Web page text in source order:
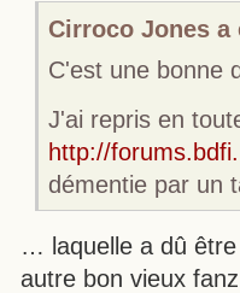
Cirroco Jones a
C'est une bonne
J'ai repris en
http://
démentie par un
… laquelle a dû être
autre bon vieux